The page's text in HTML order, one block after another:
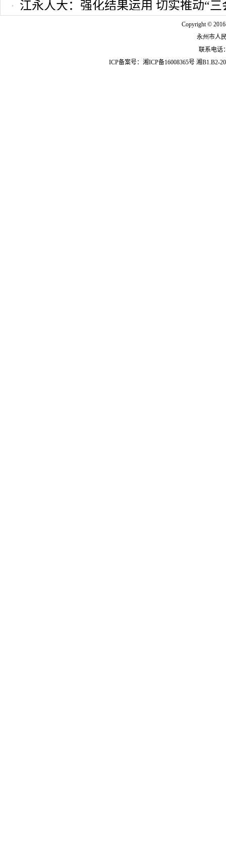
江永人大：强化结果运用 切实推动“
Copyright ©
永州市人
联系电话
ICP备案号： 湘ICP备16008365号 湘B1.B2-